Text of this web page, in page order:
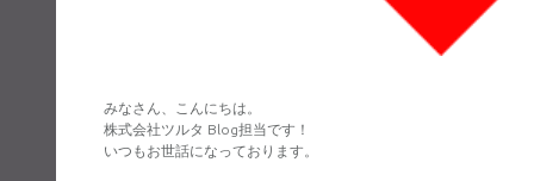
みなさん、こんにちは。
株式会社ツルタ Blog担当です！
いつもお世話になっております。